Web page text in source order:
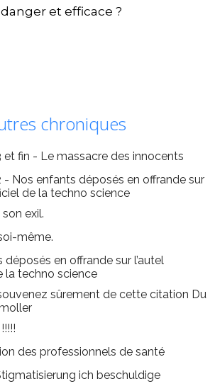
et efficace ?
chroniques
et fin - Le massacre des innocents
- Nos enfants déposés en offrande sur
de la techno science
son exil.
même.
déposés en offrande sur l’autel
la techno science
sûrement de cette citation Du
des professionnels de santé
ich beschuldige